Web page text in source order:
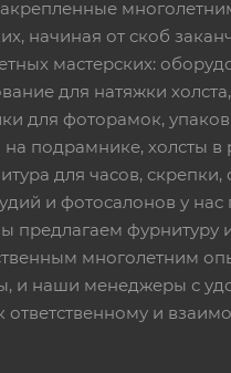
начиная от скоб
мастерских:
для натяжки
для фоторамок,
на подрамнике, холсты в
для часов,
и фотосалонов у
предлагаем фурнитуру
многолетним
и наши менеджеры с
и